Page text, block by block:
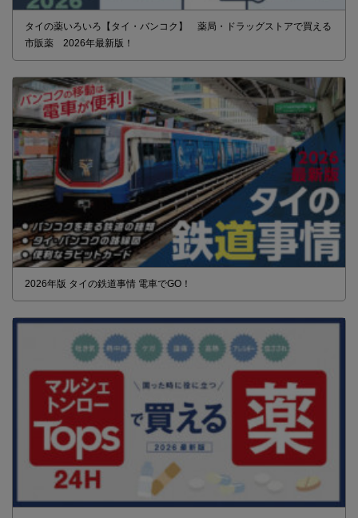
タイの薬いろいろ【タイ・バンコク】 薬局・ドラッグストアで買える
市販薬 2026年最新版！
2026年版 タイの鉄道事情 電車でGO！